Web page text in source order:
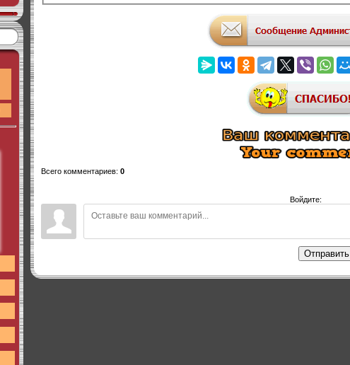
Всего комментариев: 0
Войдите:
Отправить